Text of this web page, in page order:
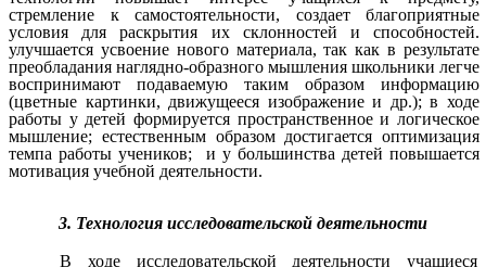
стремление к самостоятельности, создает благоприятные
условия для раскрытия их склонностей и способностей.
улучшается усвоение нового материала, так как в результате
преобладания наглядно-образного мышления школьники легче
воспринимают подаваемую таким образом информацию
(цветные картинки, движущееся изображение и др.); в ходе
работы у детей формируется пространственное и логическое
мышление; естественным образом достигается оптимизация
темпа работы учеников; и у большинства детей повышается
мотивация учебной деятельности.
3. Технология исследовательской деятельности
В ходе исследовательской деятельности учащиеся